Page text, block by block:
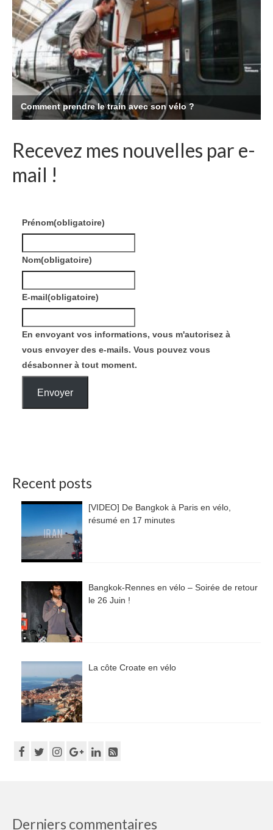
Recevez mes nouvelles par e-
mail !
Prénom(obligatoire)
Nom(obligatoire)
E-mail(obligatoire)
En envoyant vos informations, vous m'autorisez à
vous envoyer des e-mails. Vous pouvez vous
désabonner à tout moment.
Envoyer
Recent posts
[VIDEO] De Bangkok à Paris en vélo,
résumé en 17 minutes
Bangkok-Rennes en vélo – Soirée de retour
le 26 Juin !
La côte Croate en vélo
Derniers commentaires